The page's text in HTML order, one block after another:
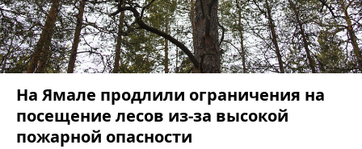
На Ямале продлили ограничения на
посещение лесов из-за высокой
пожарной опасности